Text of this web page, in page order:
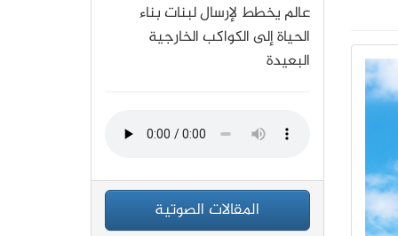
عالم يخطط لإرسال لبنات بناء
الحياة إلى الكواكب الخارجية
البعيدة
المقالات الصوتية